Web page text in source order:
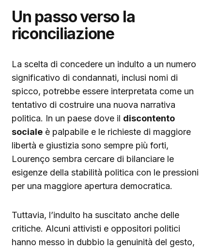
Un passo verso la
riconciliazione
La scelta di concedere un indulto a un numero
significativo di condannati, inclusi nomi di
spicco, potrebbe essere interpretata come un
tentativo di costruire una nuova narrativa
politica. In un paese dove il discontento
sociale è palpabile e le richieste di maggiore
libertà e giustizia sono sempre più forti,
Lourenço sembra cercare di bilanciare le
esigenze della stabilità politica con le pressioni
per una maggiore apertura democratica.
Tuttavia, l’indulto ha suscitato anche delle
critiche. Alcuni attivisti e oppositori politici
hanno messo in dubbio la genuinità del gesto,